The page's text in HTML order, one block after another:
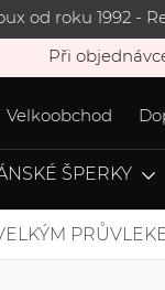
od roku 1992 -
Při
Velkoobchod
ŠPERKY